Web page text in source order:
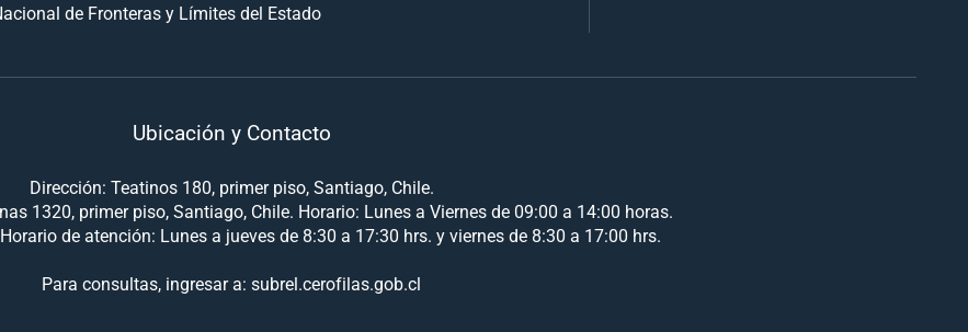
de Fronteras y Límites del Estado
Ubicación y Contacto
Dirección: Teatinos 180, primer piso, Santiago, Chile.
1320, primer piso, Santiago, Chile. Horario: Lunes a Viernes de 09:00 a 14:00 horas.
de atención: Lunes a jueves de 8:30 a 17:30 hrs. y viernes de 8:30 a 17:00 hrs.
Para consultas, ingresar a: subrel.cerofilas.gob.cl